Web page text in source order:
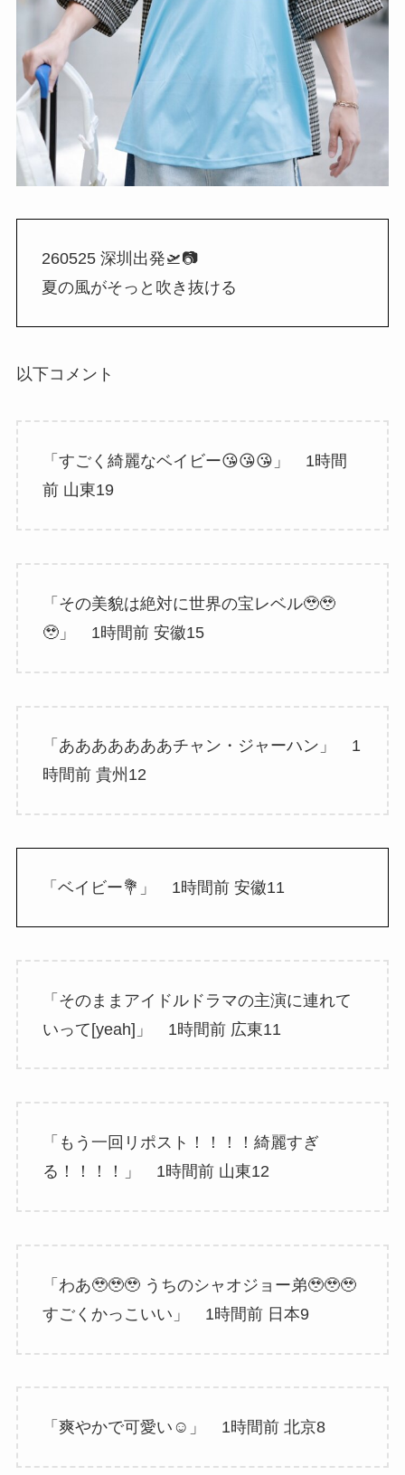
260525 深圳出発🛫📷
夏の風がそっと吹き抜ける
以下コメント
「すごく綺麗なベイビー😘😘😘」 1時間
前 山東19
「その美貌は絶対に世界の宝レベル🥹🥹
🥹」 1時間前 安徽15
「あああああああチャン・ジャーハン」 1
時間前 貴州12
「ベイビー💐」 1時間前 安徽11
「そのままアイドルドラマの主演に連れて
いって[yeah]」 1時間前 広東11
「もう一回リポスト！！！！綺麗すぎ
る！！！！」 1時間前 山東12
「わあ🥹🥹🥹 うちのシャオジョー弟🥹🥹🥹
すごくかっこいい」 1時間前 日本9
「爽やかで可愛い☺️」 1時間前 北京8